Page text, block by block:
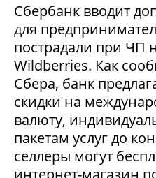
Сбербанк вводит
для
пострадали при ЧП
Wildberries. Как
Сбера, банк
скидки на
валюту,
пакетам услуг до
селлеры могут
интернет-магазин